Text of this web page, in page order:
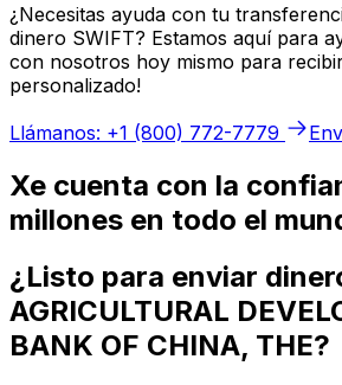
¿Necesitas ayuda con tu
dinero SWIFT? Estamos aquí para
con nosotros hoy mismo para
personalizado!
Llámanos: +1 (800) 772-7779
Xe cuenta con la
millones en todo el
¿Listo para enviar
AGRICULTURAL
BANK OF CHINA, THE?